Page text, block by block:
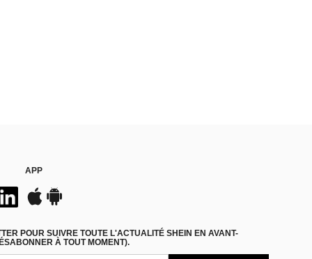
APP
POUR SUIVRE TOUTE L'ACTUALITÉ SHEIN EN AVANT-
À TOUT MOMENT).